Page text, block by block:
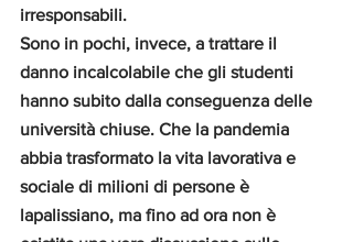
irresponsabili.
Sono in pochi, invece, a trattare il
danno incalcolabile che gli studenti
hanno subito dalla conseguenza delle
università chiuse. Che la pandemia
abbia trasformato la vita lavorativa e
sociale di milioni di persone è
lapalissiano, ma fino ad ora non è